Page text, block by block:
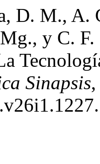
D. M.,
y C.
Sinapsis